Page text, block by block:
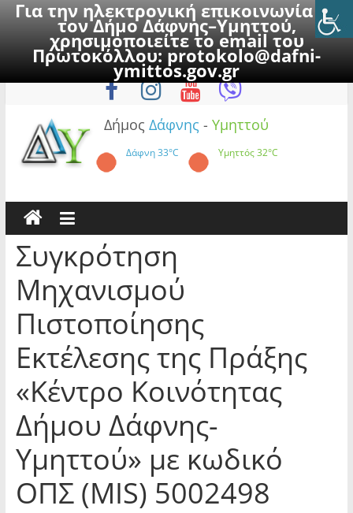
Για την ηλεκτρονική επικοινωνία με
τον Δήμο Δάφνης–Υμηττού,
χρησιμοποιείτε το email του
Πρωτοκόλλου:protokolo@dafni-
ymittos.gov.gr
to
Παρασκευή, 7 Αυγούστου 2026
Δήμος Δάφνης - Υμηττού
Δάφνη33°C Υμηττός32°C
Συγκρότηση
Μηχανισμού
Πιστοποίησης
Εκτέλεσης της Πράξης
«Κέντρο Κοινότητας
Δήμου Δάφνης-
Υμηττού» με κωδικό
ΟΠΣ (MIS) 5002498